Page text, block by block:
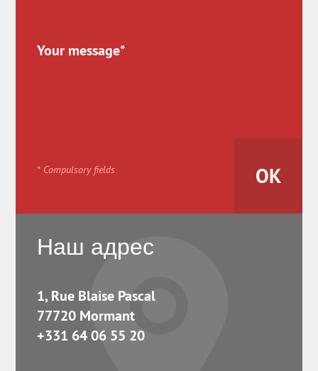
* Compulsory fields
Наш адрес
1, Rue Blaise Pascal
77720 Mormant
+331 64 06 55 20